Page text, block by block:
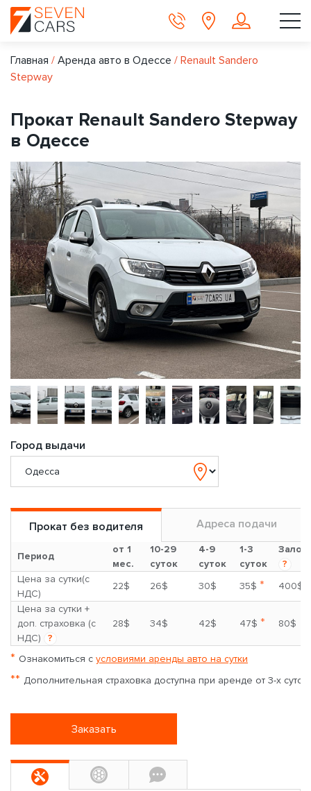
Главная / Аренда авто в Одессе / Renault Sandero
Stepway
Прокат Renault Sandero Stepway
в Одессе
Город выдачи
Прокат без водителя Адреса подачи
Период
от 1
мес.
10-29
суток
4-9
суток
1-3
суток
Залог
?
Цена за сутки(с
НДС)
22$ 26$ 30$ 35$ *
400$
Цена за сутки +
доп. страховка (с
НДС)
?
28$ 34$ 42$ 47$ * 80$
* Ознакомиться с условиями аренды авто на сутки
** Дополнительная страховка доступна при аренде от 3-х суток
Заказать